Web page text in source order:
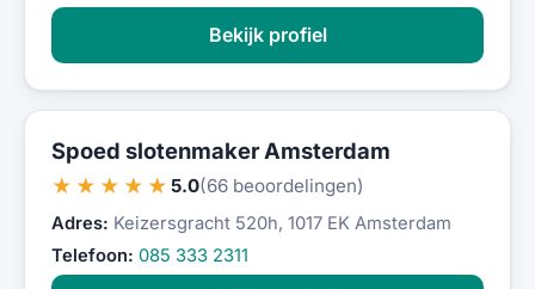
Bekijk profiel
Spoed slotenmaker Amsterdam
★★★★★ 5.0(66 beoordelingen)
Adres: Keizersgracht 520h, 1017 EK Amsterdam
Telefoon: 085 333 2311